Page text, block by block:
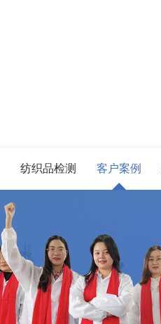
纺织品检测 客户案例